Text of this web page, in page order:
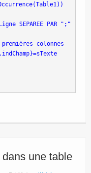
SEPAREE PAR ";"
colonnes
dans une table